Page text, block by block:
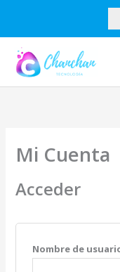
contenido
Mi Cuenta
Acceder
Nombre de